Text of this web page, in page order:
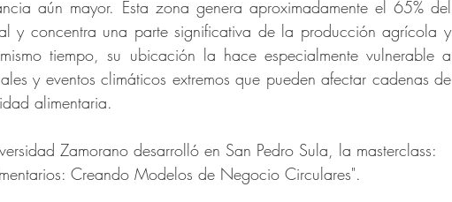
aún mayor. Esta zona genera aproximadamente el 65% del
y concentra una parte significativa de la producción agrícola y
tiempo, su ubicación la hace especialmente vulnerable a
y eventos climáticos extremos que pueden afectar cadenas de
alimentaria.
Zamorano desarrolló en San Pedro Sula, la masterclass:
Creando Modelos de Negocio Circulares".